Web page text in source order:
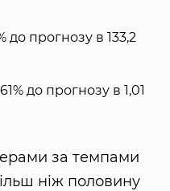
до прогнозу в 133,2
до прогнозу в 1,01
за темпами
ніж половину